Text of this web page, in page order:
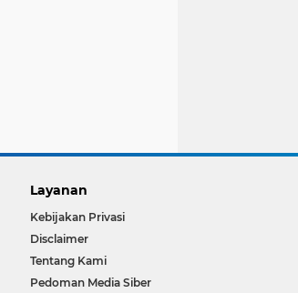
Layanan
Kebijakan Privasi
Disclaimer
Tentang Kami
Pedoman Media Siber